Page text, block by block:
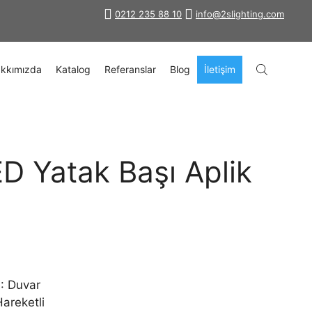
info@2slighting.com
0212 235 88 10
Katalog Referanslar Blog İletişim
Yatak Başı Aplik
Duvar